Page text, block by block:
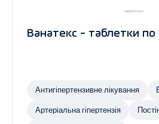
Ванатекс -
Антигіпертензивне лікування
Артеріальна гіпертензія